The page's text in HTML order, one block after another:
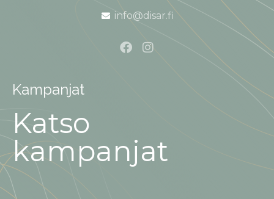
info@disar.fi
Kampanjat
Katso
kampanjat